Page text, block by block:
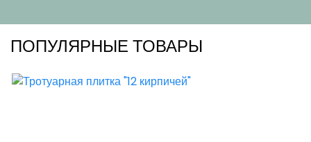
ПОПУЛЯРНЫЕ ТОВАРЫ